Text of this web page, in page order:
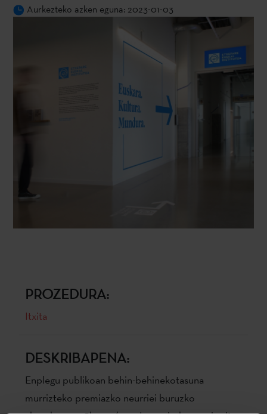
Aurkezteko azken eguna: 2023-01-03
PROZEDURA:
Itxita
DESKRIBAPENA:
Enplegu publikoan behin-behinekotasuna
murrizteko premiazko neurriei buruzko